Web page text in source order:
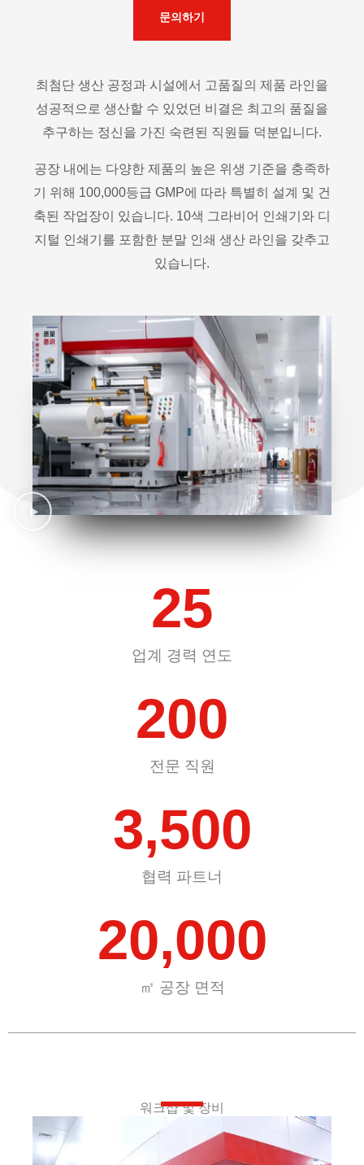
문의하기
최첨단 생산 공정과 시설에서 고품질의 제품 라인을
성공적으로 생산할 수 있었던 비결은 최고의 품질을
추구하는 정신을 가진 숙련된 직원들 덕분입니다.
공장 내에는 다양한 제품의 높은 위생 기준을 충족하
기 위해 100,000등급 GMP에 따라 특별히 설계 및 건
축된 작업장이 있습니다. 10색 그라비어 인쇄기와 디
지털 인쇄기를 포함한 분말 인쇄 생산 라인을 갖추고
있습니다.
업계 경력 연도
25
전문 직원
200
협력 파트너
3,500
㎡ 공장 면적
20,000
워크샵 및 장비